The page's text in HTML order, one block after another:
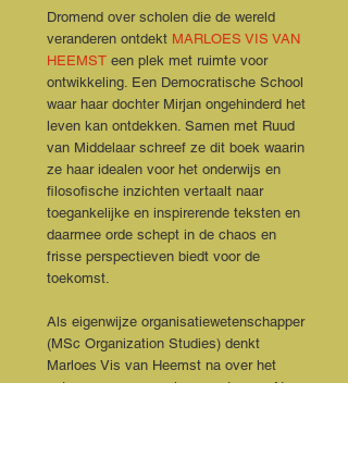
Dromend over scholen die de wereld
veranderen ontdekt MARLOES VIS VAN
HEEMST een plek met ruimte voor
ontwikkeling. Een Democratische School
waar haar dochter Mirjan ongehinderd het
leven kan ontdekken. Samen met Ruud
van Middelaar schreef ze dit boek waarin
ze haar idealen voor het onderwijs en
filosofische inzichten vertaalt naar
toegankelijke en inspirerende teksten en
daarmee orde schept in de chaos en
frisse perspectieven biedt voor de
toekomst.
Als eigenwijze organisatiewetenschapper
(MSc Organization Studies) denkt
Marloes Vis van Heemst na over het
ontwarren van complexe systemen. Nu